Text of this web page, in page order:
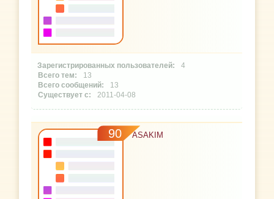
4
13
13
2011-04-08
90 ASAKIM